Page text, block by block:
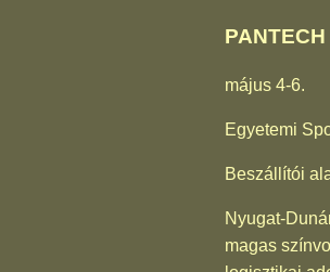
PANTECH
május 4-6.
Egyetemi
Beszállítói
Nyugat-
magas